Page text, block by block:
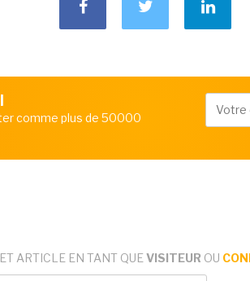
comme plus de 50000
ARTICLE EN TANT QUE VISITEUR OU